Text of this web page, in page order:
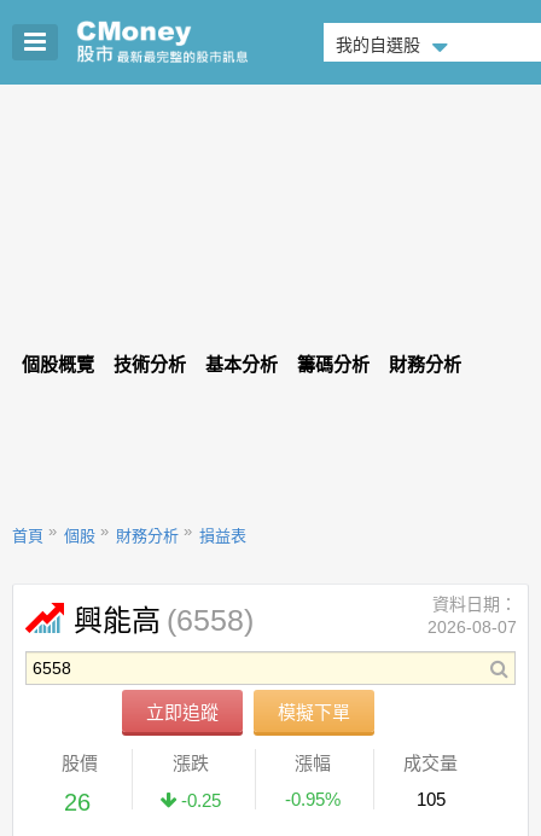
我的自選股
個股概覽 技術分析 基本分析 籌碼分析 財務分析
首頁 個股 財務分析 損益表
興能高 (6558)
立即追蹤 模擬下單
資料日期：
2026-08-07
股價
26
漲跌
-0.25
漲幅
-0.95%
成交量
105